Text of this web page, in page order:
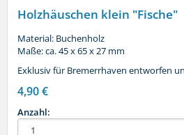
Holzhäuschen klein "Fische"
Material: Buchenholz
Maße: ca. 45 x 65 x 27 mm
Exklusiv für Bremerrhaven entworfen
4,90 €
Anzahl: